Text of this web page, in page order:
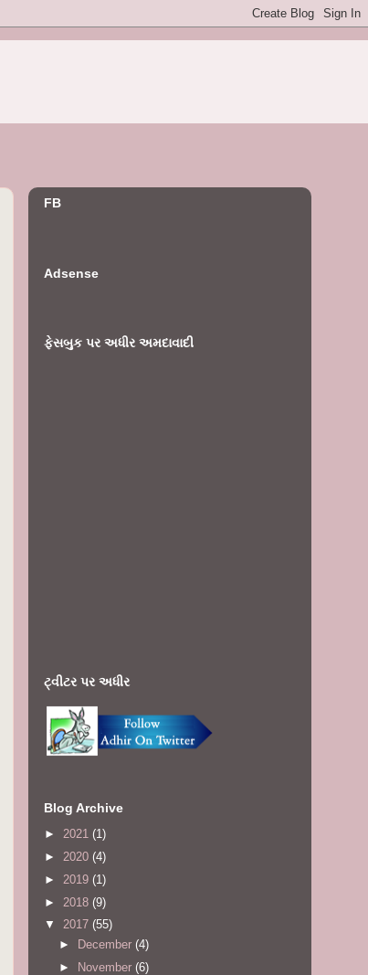
FB
Adsense
ફેસબુક પર અધીર અમદાવાદી
ટ્વીટર પર અધીર
Blog Archive
► 2021 (1)
► 2020 (4)
► 2019 (1)
► 2018 (9)
▼ 2017 (55)
►
December (4)
► November (6)